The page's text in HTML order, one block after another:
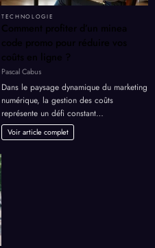
TECHNOLOGIE
Comment profiter d’un minea
code promo pour réduire vos
coûts en ligne ?
Pascal Cabus
Dans le paysage dynamique du marketing
numérique, la gestion des coûts
représente un défi constant…
Voir article complet